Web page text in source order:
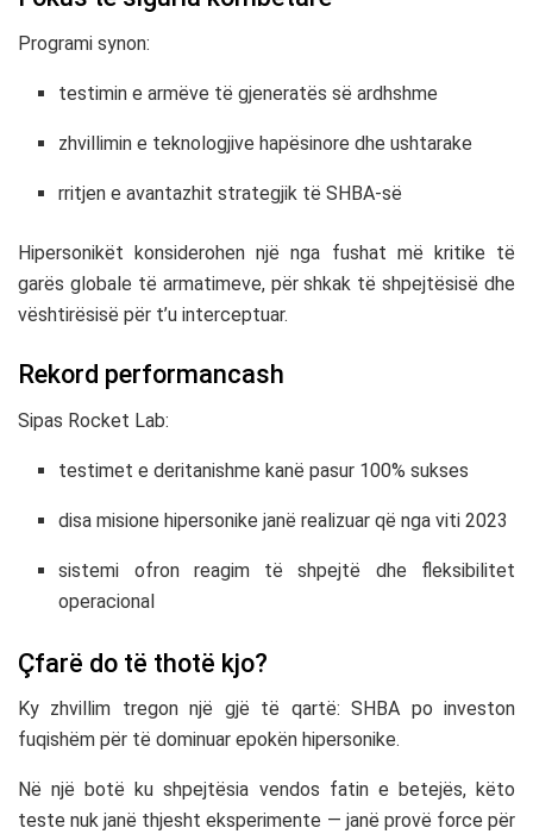
Programi synon:
testimin e armëve të gjeneratës së ardhshme
zhvillimin e teknologjive hapësinore dhe ushtarake
rritjen e avantazhit strategjik të SHBA-së
Hipersonikët konsiderohen një nga fushat më kritike të
garës globale të armatimeve, për shkak të shpejtësisë dhe
vështirësisë për t’u interceptuar.
Rekord performancash
Sipas Rocket Lab:
testimet e deritanishme kanë pasur 100% sukses
disa misione hipersonike janë realizuar që nga viti 2023
sistemi ofron reagim të shpejtë dhe fleksibilitet
operacional
Çfarë do të thotë kjo?
Ky zhvillim tregon një gjë të qartë: SHBA po investon
fuqishëm për të dominuar epokën hipersonike.
Në një botë ku shpejtësia vendos fatin e betejës, këto
teste nuk janë thjesht eksperimente — janë provë force për